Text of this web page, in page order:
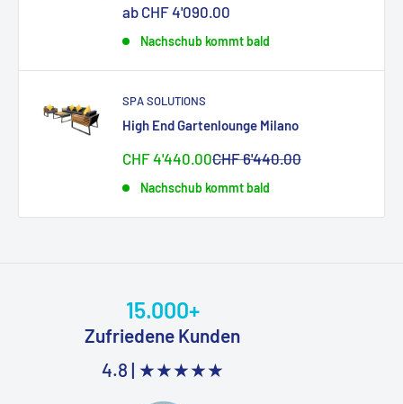
Sonderpreis
ab CHF 4'090.00
Nachschub kommt bald
SPA SOLUTIONS
High End Gartenlounge Milano
Sonderpreis
CHF 4'440.00Normalpreis
CHF 6'440.00
Nachschub kommt bald
15.000+
Zufriedene Kunden
4.8 | ★★★★★